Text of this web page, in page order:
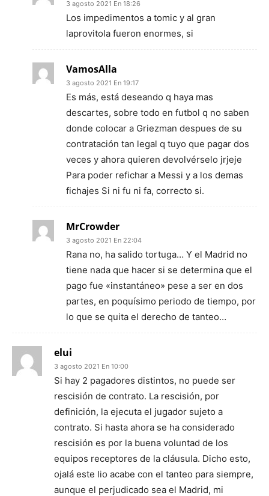
3 agosto 2021 En 18:26
Los impedimentos a tomic y al gran
laprovitola fueron enormes, si
VamosAlla
3 agosto 2021 En 19:17
Es más, está deseando q haya mas
descartes, sobre todo en futbol q no saben
donde colocar a Griezman despues de su
contratación tan legal q tuyo que pagar dos
veces y ahora quieren devolvérselo jrjeje
Para poder refichar a Messi y a los demas
fichajes Si ni fu ni fa, correcto si.
MrCrowder
3 agosto 2021 En 22:04
Rana no, ha salido tortuga… Y el Madrid no
tiene nada que hacer si se determina que el
pago fue «instantáneo» pese a ser en dos
partes, en poquísimo periodo de tiempo, por
lo que se quita el derecho de tanteo…
elui
3 agosto 2021 En 10:00
Si hay 2 pagadores distintos, no puede ser
rescisión de contrato. La rescisión, por
definición, la ejecuta el jugador sujeto a
contrato. Si hasta ahora se ha considerado
rescisión es por la buena voluntad de los
equipos receptores de la cláusula. Dicho esto,
ojalá este lio acabe con el tanteo para siempre,
aunque el perjudicado sea el Madrid, mi